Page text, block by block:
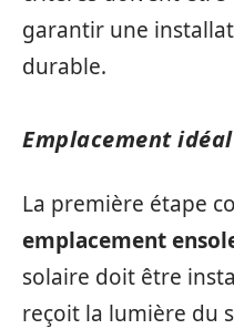
garantir une
durable.
Emplacement
La première étape
emplacement
solaire doit être
reçoit la lumière du